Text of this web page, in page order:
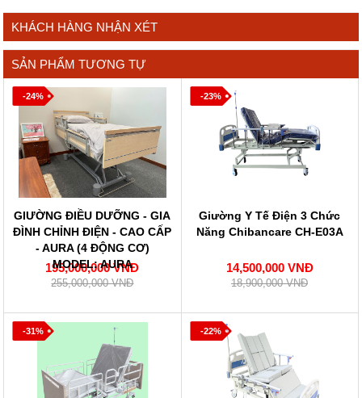
KHÁCH HÀNG NHẬN XÉT
SẢN PHẨM TƯƠNG TỰ
-24%
GIƯỜNG ĐIỀU DƯỠNG - GIA
ĐÌNH CHỈNH ĐIỆN - CAO CẤP
- AURA (4 ĐỘNG CƠ)
MODEL: AURA
195,000,000 VNĐ
255,000,000 VNĐ
-23%
Giường Y Tế Điện 3 Chức
Năng Chibancare CH-E03A
14,500,000 VNĐ
18,900,000 VNĐ
-31% -22%